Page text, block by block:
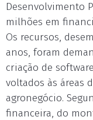
Desenvolvimento
milhões em
Os recursos,
anos, foram
criação de
voltados às áreas
agronegócio.
financeira, do